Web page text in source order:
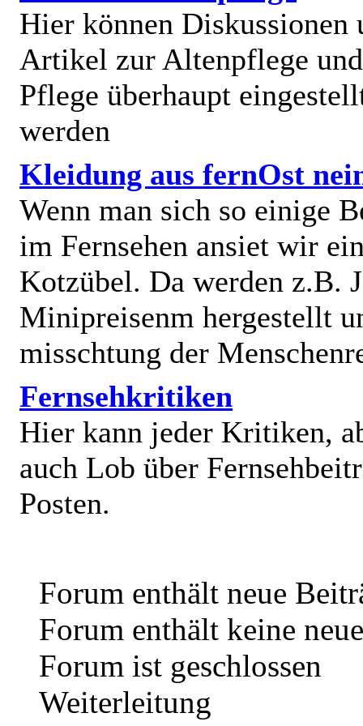
Hier können Diskussionen
Artikel zur Altenpflege
Pflege überhaupt
werden
Kleidung aus fernOst
Wenn man sich so einige
im Fernsehen ansiet wir
Kotzübel. Da werden z.B.
Minipreisenm hergestellt
misschtung der
Fernsehkritiken
Hier kann jeder Kritiken,
auch Lob über
Posten.
Forum enthält neue
Forum enthält keine
Forum ist geschlossen
Weiterleitung